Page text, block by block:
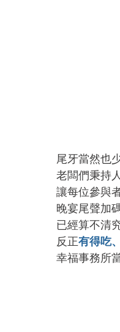
尾牙當然也
老闆們秉持
讓每位參與
晚宴尾聲加
已經算不清
反正有得吃
幸福事務所